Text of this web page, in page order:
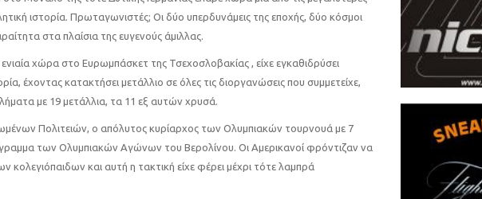
ιστορία. Πρωταγωνιστές; Οι δύο υπερδυνάμεις της εποχής, δύο κόσμοι
στα πλαίσια της ευγενούς άμιλλας.
χώρα στο Ευρωμπάσκετ της Τσεχοσλοβακίας , είχε εγκαθιδρύσει
έχοντας κατακτήσει μετάλλιο σε όλες τις διοργανώσεις που συμμετείχε,
με 19 μετάλλια, τα 11 εξ αυτών χρυσά.
Πολιτειών, ο απόλυτος κυρίαρχος των Ολυμπιακών τουρνουά με 7
των Ολυμπιακών Αγώνων του Βερολίνου. Οι Αμερικανοί φρόντιζαν να
και αυτή η τακτική είχε φέρει μέχρι τότε λαμπρά